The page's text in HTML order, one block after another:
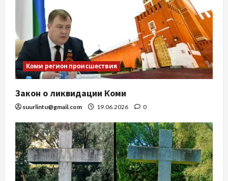
Коми регион происшествия
Закон о ликвидации Коми
suurlintu@gmail.com 19.06.2026 0